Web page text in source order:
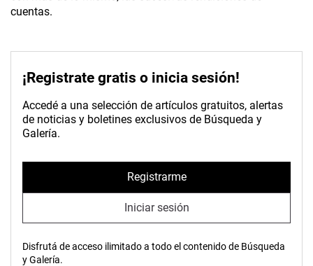
cuentas.
¡Registrate gratis o inicia sesión!
Accedé a una selección de artículos gratuitos, alertas
de noticias y boletines exclusivos de Búsqueda y
Galería.
Registrarme
Iniciar sesión
Disfrutá de acceso ilimitado a todo el contenido de Búsqueda
y Galería.